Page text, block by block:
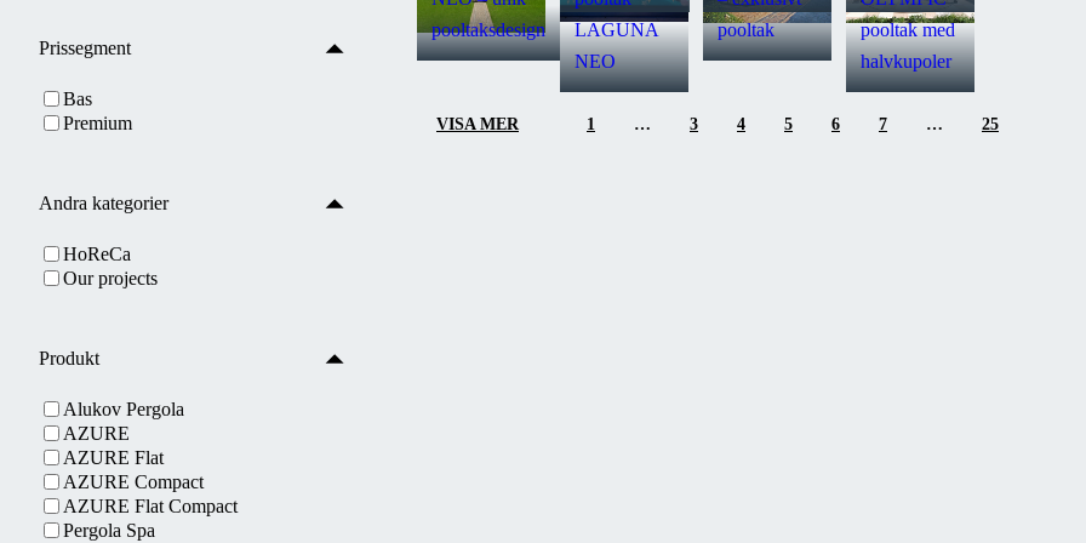
Prissegment
Bas
Premium
Andra kategorier
HoReCa
Our projects
Produkt
Alukov Pergola
AZURE
AZURE Flat
AZURE Compact
AZURE Flat Compact
Pergola Spa
pooltaksdesign
LAGUNA
NEO
pooltak
pooltak med
halvkupoler
VISA MER 1 … 3 4 5 6 7 … 25